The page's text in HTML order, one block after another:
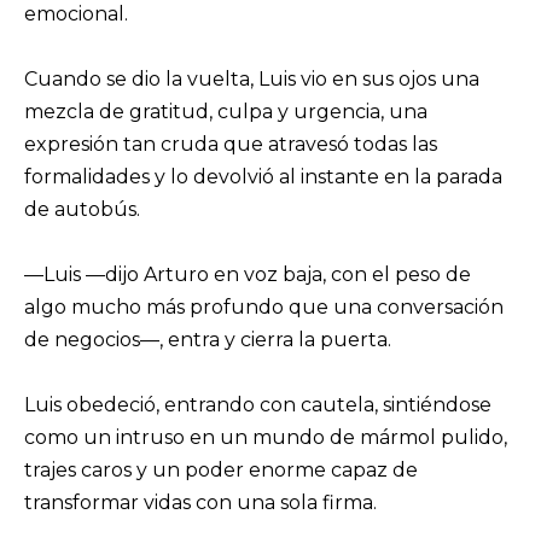
emocional.
Cuando se dio la vuelta, Luis vio en sus ojos una
mezcla de gratitud, culpa y urgencia, una
expresión tan cruda que atravesó todas las
formalidades y lo devolvió al instante en la parada
de autobús.
—Luis —dijo Arturo en voz baja, con el peso de
algo mucho más profundo que una conversación
de negocios—, entra y cierra la puerta.
Luis obedeció, entrando con cautela, sintiéndose
como un intruso en un mundo de mármol pulido,
trajes caros y un poder enorme capaz de
transformar vidas con una sola firma.